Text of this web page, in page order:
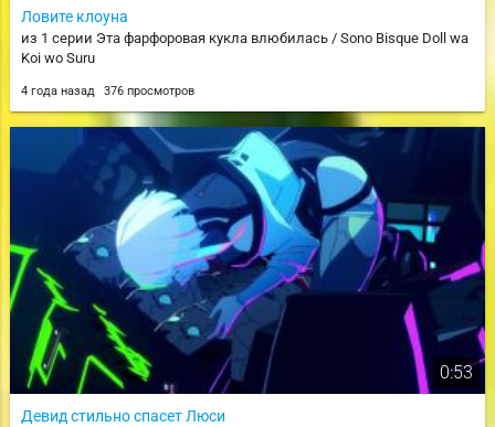
Ловите клоуна
из 1 серии Эта фарфоровая кукла влюбилась / Sono Bisque Doll wa
Koi wo Suru
4 года назад 376 просмотров
0:53
Девид стильно спасет Люси